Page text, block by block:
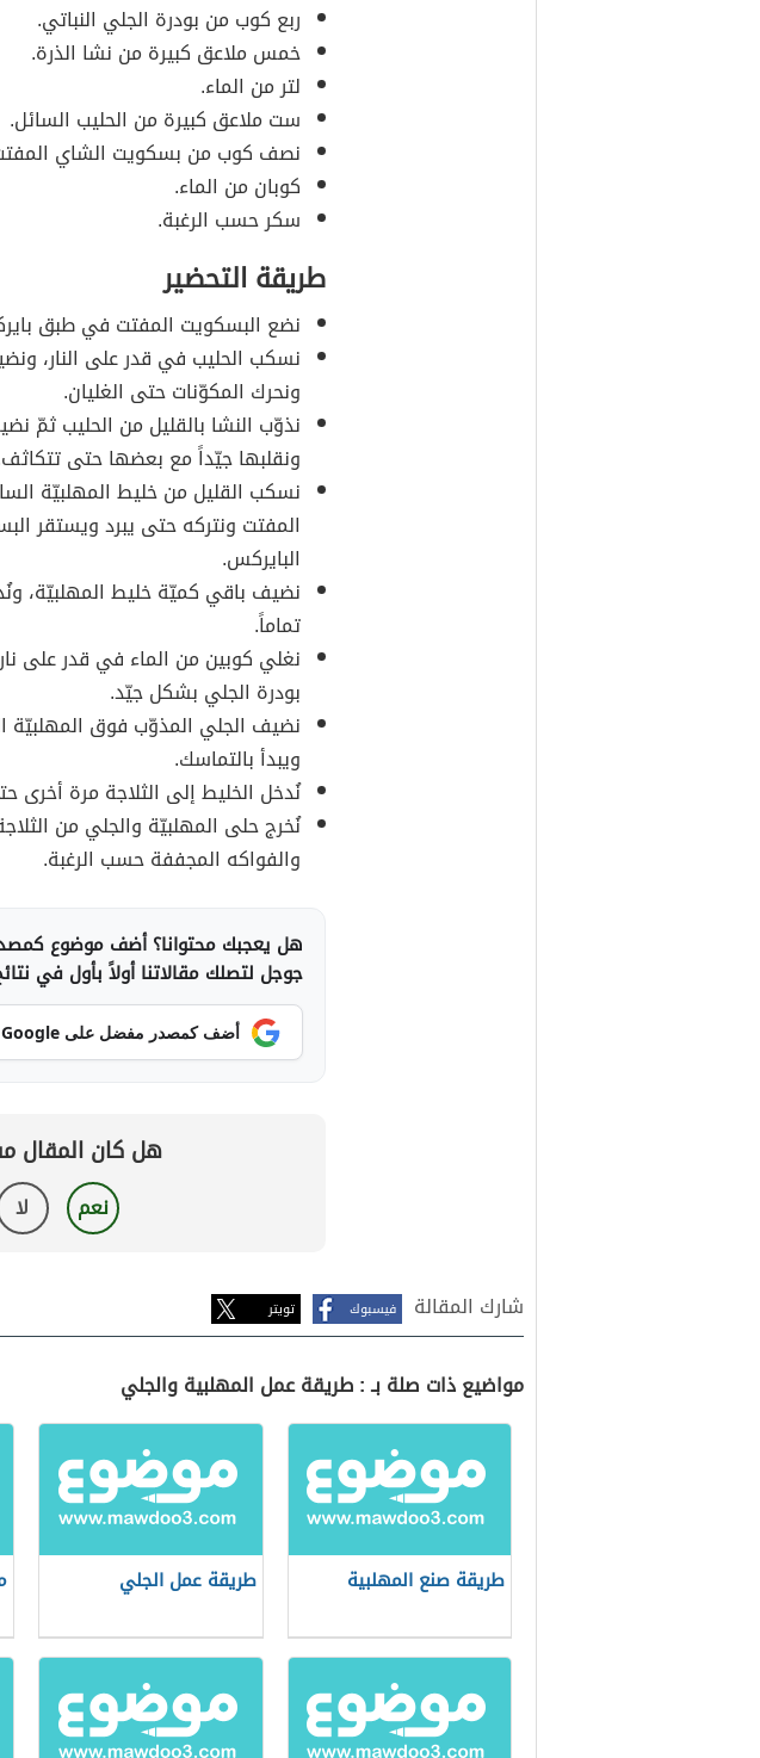
ربع كوب من بودرة الجلي النباتي.
خمس ملاعق كبيرة من نشا الذرة.
لتر من الماء.
ست ملاعق كبيرة من الحليب السائل.
نصف كوب من بسكويت الشاي
كوبان من الماء.
سكر حسب الرغبة.
طريقة التحضير
نضع البسكويت المفتت في طبق
نسكب الحليب في قدر على النار،
ونحرك المكوّنات حتى الغليان.
نذوّب النشا بالقليل من الحليب ثمّ
ونقلبها جيّداً مع بعضها حتى
نسكب القليل من خليط المهلبيّة
المفتت ونتركه حتى يبرد ويستقر
البايركس.
نضيف باقي كميّة خليط المهلبيّة،
تماماً.
نغلي كوبين من الماء في قدر على
بودرة الجلي بشكل جيّد.
نضيف الجلي المذوّب فوق المهلبيّة
ويبدأ بالتماسك.
نُدخل الخليط إلى الثلاجة مرة أخرى
نُخرج حلى المهلبيّة والجلي من
والفواكه المجففة حسب الرغبة.
هل يعجبك محتوانا؟ أضف موضوع
جوجل لتصلك مقالاتنا أولاً بأول في
أضف كمصدر مفضل على Google
هل كان المقال
نعم لا
شارك المقالة فيسبوك تويتر
مواضيع ذات صلة بـ : طريقة عمل المهلبية والجلي
طريقة صنع المهلبية طريقة عمل الجلي